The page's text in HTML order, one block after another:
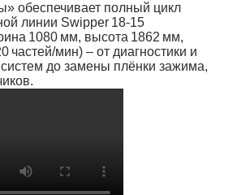
обеспечивает полный цикл
линии Swipper 18‑15
1080 мм, высота 1862 мм,
частей/мин) – от диагностики и
до замены плёнки зажима,